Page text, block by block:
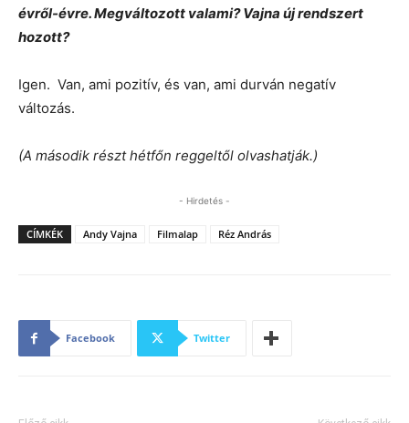
évről-évre. Megváltozott valami? Vajna új rendszert
hozott?
Igen. Van, ami pozitív, és van, ami durván negatív
változás.
(A második részt hétfőn reggeltől olvashatják.)
- Hirdetés -
CÍMKÉK Andy Vajna Filmalap Réz András
Facebook Twitter